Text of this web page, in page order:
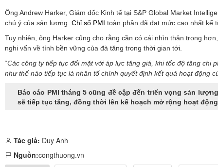
Ông Andrew Harker, Giám đốc Kinh tế tại S&P Global Market
chú ý của sản lượng. Chỉ số PMI toàn phần đã đạt mức cao nhất kể
Tuy nhiên, ông Harker cũng cho rằng cần có cái nhìn thận trọng
nghi vấn về tính bền vững của đà tăng trong thời gian tới.
“Các công ty tiếp tục đối mặt với áp lực tăng giá, khi tốc độ tăng chi
như thế nào tiếp tục là nhân tố chính quyết định kết quả hoạt động
Báo cáo PMI tháng 5 cũng đề cập đến triển vọng sản
sẽ tiếp tục tăng, đồng thời lên kế hoạch mở rộng hoạt
Tác giả: Duy Anh
Nguồn:congthuong.vn